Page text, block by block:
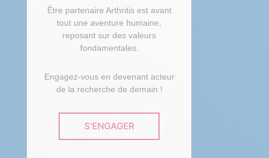
Être partenaire Arthritis est avant
tout une aventure humaine,
reposant sur des valeurs
fondamentales.
Engagez-vous en devenant acteur
de la recherche de demain !
S'ENGAGER